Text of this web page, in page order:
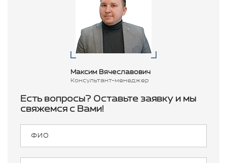
Максим Вячеславович
Консультант-менеджер
Есть вопросы? Оставьте заявку и мы
свяжемся с Вами!